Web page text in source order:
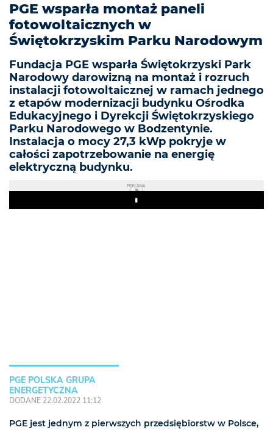
PGE wsparła montaż paneli
fotowoltaicznych w
Świętokrzyskim Parku Narodowym
Fundacja PGE wsparła Świętokrzyski Park
Narodowy darowizną na montaż i rozruch
instalacji fotowoltaicznej w ramach jednego
z etapów modernizacji budynku Ośrodka
Edukacyjnego i Dyrekcji Świętokrzyskiego
Parku Narodowego w Bodzentynie.
Instalacja o mocy 27,3 kWp pokryje w
całości zapotrzebowanie na energię
elektryczną budynku.
REKLAMA
Play
PGE POLSKA GRUPA
ENERGETYCZNA
DODANE 22.02.2022 11:12
PGE jest jednym z pierwszych przedsiębiorstw w Polsce,